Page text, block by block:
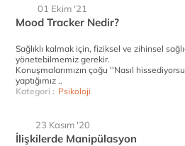
01 Ekim '21
Mood Tracker Nedir?
Sağlıklı kalmak için, fiziksel ve zihinsel
yönetebilmemiz gerekir.
Konuşmalarımızın çoğu ''Nasıl
yaptığımız ..
Kategori : Psikoloji
23 Kasım '20
İlişkilerde Manipülasyon